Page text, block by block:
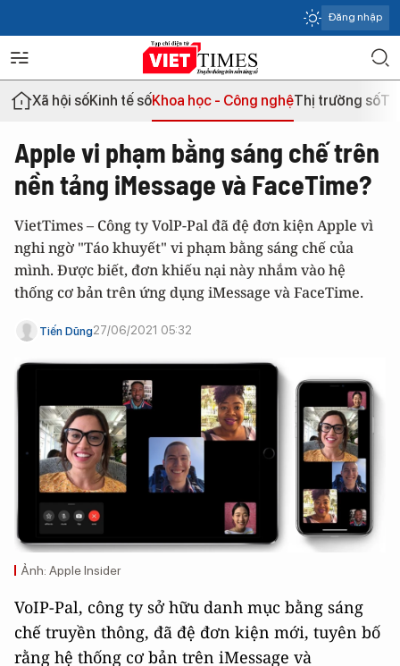
Đăng nhập
Xã hội sốKinh tế sốKhoa học - Công nghệThị trường số
Apple vi phạm bằng sáng chế trên
nền tảng iMessage và FaceTime?
VietTimes – Công ty VolP-Pal đã đệ đơn kiện Apple vì
nghi ngờ "Táo khuyết" vi phạm bằng sáng chế của
mình. Được biết, đơn khiếu nại này nhắm vào hệ
thống cơ bản trên ứng dụng iMessage và FaceTime.
Tiến Dũng27/06/2021 05:32
Ảnh: Apple Insider
VoIP-Pal, công ty sở hữu danh mục bằng sáng
chế truyền thông, đã đệ đơn kiện mới, tuyên bố
rằng hệ thống cơ bản trên iMessage và